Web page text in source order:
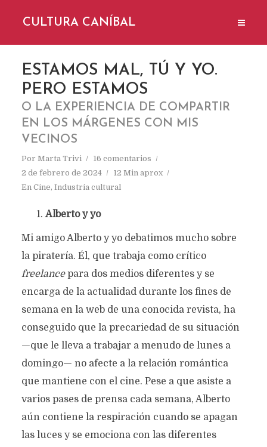
CULTURA CANÍBAL
ESTAMOS MAL, TÚ Y YO.
PERO ESTAMOS
O LA EXPERIENCIA DE COMPARTIR
EN LOS MÁRGENES CON MIS
VECINOS
Por Marta Trivi
16 comentarios
2 de febrero de 2024
12 Min aprox
En Cine, Industria cultural
Alberto y yo
Mi amigo Alberto y yo debatimos mucho sobre
la piratería. Él, que trabaja como crítico
freelancepara dos medios diferentes y se
encarga de la actualidad durante los fines de
semana en la web de una conocida revista, ha
conseguido que la precariedad de su situación
—que le lleva a trabajar a menudo de lunes a
domingo— no afecte a la relación romántica
que mantiene con el cine. Pese a que asiste a
varios pases de prensa cada semana, Alberto
aún contiene la respiración cuando se apagan
las luces y se emociona con las diferentes